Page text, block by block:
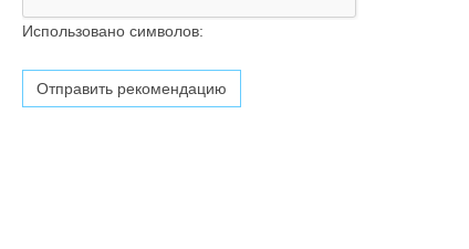
Использовано символов: